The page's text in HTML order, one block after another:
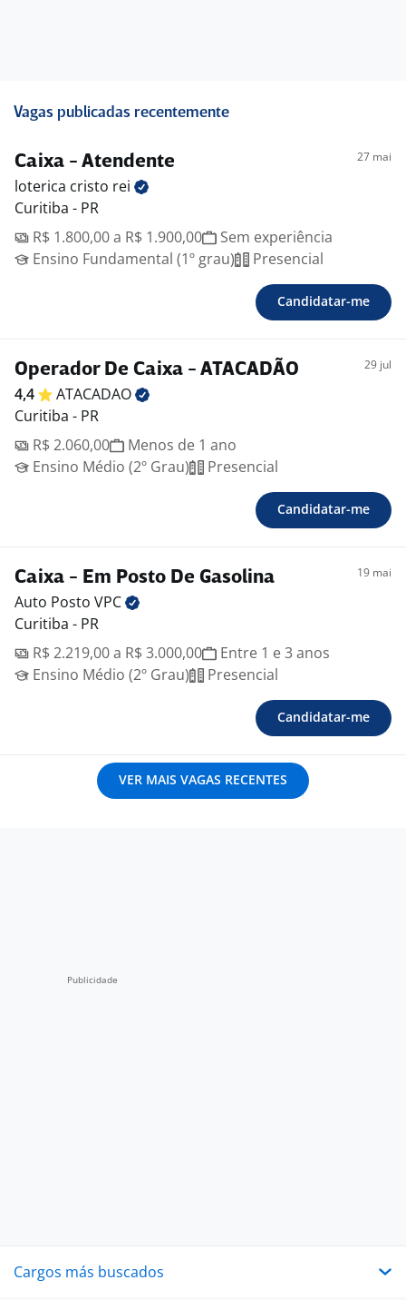
Vagas publicadas recentemente
Caixa - Atendente 27 mai
loterica cristo rei
Curitiba - PR
R$ 1.800,00 a R$ 1.900,00
Sem experiência
Ensino Fundamental (1º grau)
Presencial
Candidatar-me
Operador De Caixa - ATACADÃO 29 jul
4,4
ATACADAO
Curitiba - PR
R$ 2.060,00
Menos de 1 ano
Ensino Médio (2º Grau)
Presencial
Candidatar-me
Caixa - Em Posto De Gasolina 19 mai
Auto Posto VPC
Curitiba - PR
R$ 2.219,00 a R$ 3.000,00
Entre 1 e 3 anos
Ensino Médio (2º Grau)
Presencial
Candidatar-me
VER MAIS VAGAS RECENTES
Cargos más buscados